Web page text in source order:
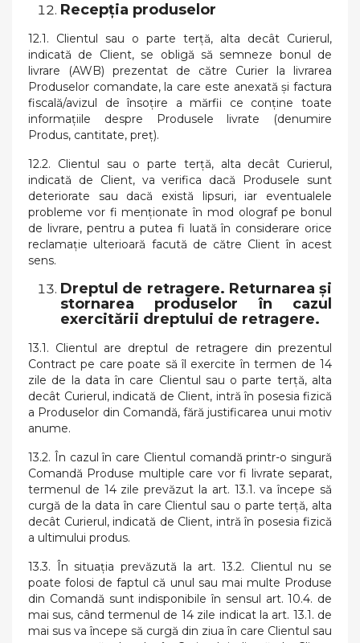
Recepția produselor
12.1. Clientul sau o parte terţă, alta decât Curierul,
indicată de Client, se obligă să semneze bonul de
livrare (AWB) prezentat de către Curier la livrarea
Produselor comandate, la care este anexată și factura
fiscală/avizul de însoțire a mărfii ce conține toate
informațiile despre Produsele livrate (denumire
Produs, cantitate, preț).
12.2. Clientul sau o parte terţă, alta decât Curierul,
indicată de Client, va verifica dacă Produsele sunt
deteriorate sau dacă există lipsuri, iar eventualele
probleme vor fi menționate în mod olograf pe bonul
de livrare, pentru a putea fi luată în considerare orice
reclamație ulterioară facută de către Client în acest
sens.
Dreptul de retragere. Returnarea şi
stornarea produselor în cazul
exercitării dreptului de retragere.
13.1. Clientul are dreptul de retragere din prezentul
Contract pe care poate să îl exercite în termen de 14
zile de la data în care Clientul sau o parte terţă, alta
decât Curierul, indicată de Client, intră în posesia fizică
a Produselor din Comandă, fără justificarea unui motiv
anume.
13.2. În cazul în care Clientul comandă printr-o singură
Comandă Produse multiple care vor fi livrate separat,
termenul de 14 zile prevăzut la art. 13.1. va începe să
curgă de la data în care Clientul sau o parte terţă, alta
decât Curierul, indicată de Client, intră în posesia fizică
a ultimului produs.
13.3. În situația prevăzută la art. 13.2. Clientul nu se
poate folosi de faptul că unul sau mai multe Produse
din Comandă sunt indisponibile în sensul art. 10.4. de
mai sus, când termenul de 14 zile indicat la art. 13.1. de
mai sus va începe să curgă din ziua în care Clientul sau